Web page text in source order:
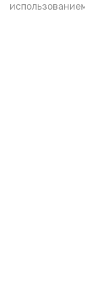
помола.